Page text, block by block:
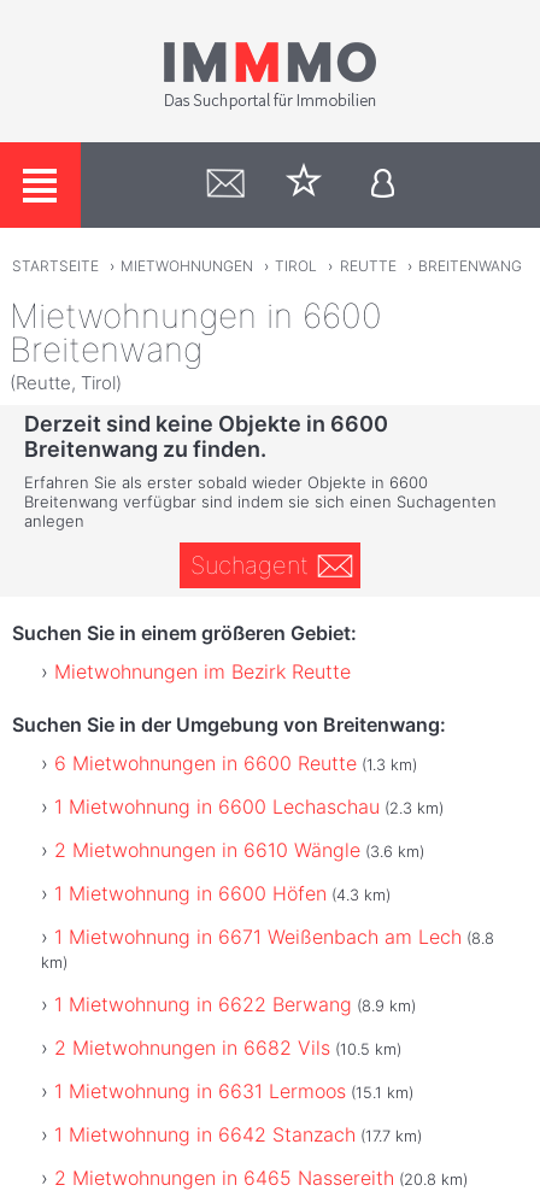
STARTSEITE › MIETWOHNUNGEN › TIROL › REUTTE › BREITENWANG
Mietwohnungen in 6600
Breitenwang
(Reutte, Tirol)
Derzeit sind keine Objekte in 6600
Breitenwang zu finden.
Erfahren Sie als erster sobald wieder Objekte in 6600
Breitenwang verfügbar sind indem sie sich einen Suchagenten
anlegen
Suchagent
Suchen Sie in einem größeren Gebiet:
Mietwohnungen im Bezirk Reutte
Suchen Sie in der Umgebung von Breitenwang:
6 Mietwohnungen in 6600 Reutte (1.3 km)
1 Mietwohnung in 6600 Lechaschau (2.3 km)
2 Mietwohnungen in 6610 Wängle (3.6 km)
1 Mietwohnung in 6600 Höfen (4.3 km)
1 Mietwohnung in 6671 Weißenbach am Lech (8.8
km)
1 Mietwohnung in 6622 Berwang (8.9 km)
2 Mietwohnungen in 6682 Vils (10.5 km)
1 Mietwohnung in 6631 Lermoos (15.1 km)
1 Mietwohnung in 6642 Stanzach (17.7 km)
2 Mietwohnungen in 6465 Nassereith (20.8 km)